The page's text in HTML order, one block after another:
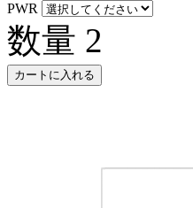
PWR
数量 2
カートに入れる